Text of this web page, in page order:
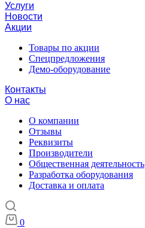
Услуги
Новости
Акции
Товары по акции
Спецпредложения
Демо-оборудование
Контакты
О нас
О компании
Отзывы
Реквизиты
Производители
Общественная деятельность
Разработка оборудования
Доставка и оплата
0